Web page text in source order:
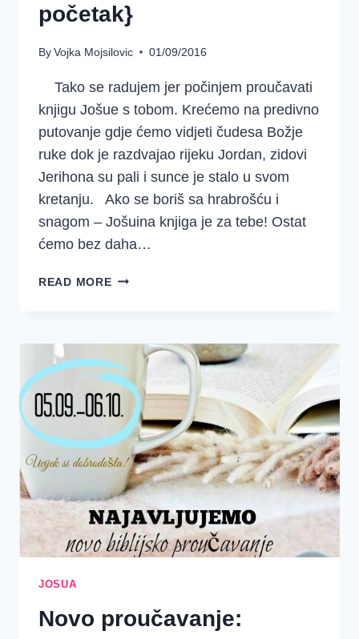
početak}
ByVojka Mojsilovic 01/09/2016
Tako se radujem jer počinjem proučavati
knjigu Jošue s tobom. Krećemo na predivno
putovanje gdje ćemo vidjeti čudesa Božje
ruke dok je razdvajao rijeku Jordan, zidovi
Jerihona su pali i sunce je stalo u svom
kretanju. Ako se boriš sa hrabrošću i
snagom – Jošuina knjiga je za tebe! Ostat
ćemo bez daha…
READ MOREDOBRO
JOŠUA
{PRIPREMIMO
SE
POČETAK}
JOSUA
Novo proučavanje: